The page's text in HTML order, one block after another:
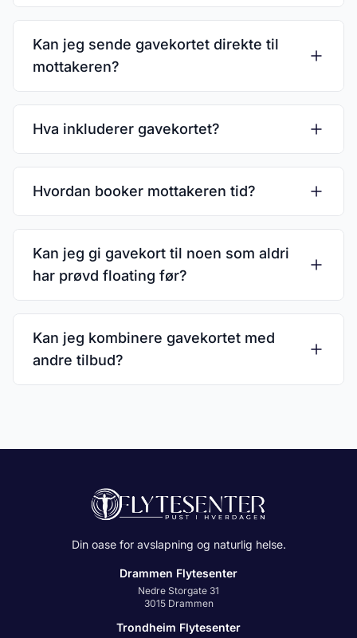
Kan jeg sende gavekortet direkte til
mottakeren?
Hva inkluderer gavekortet?
Hvordan booker mottakeren tid?
Kan jeg gi gavekort til noen som aldri
har prøvd floating før?
Kan jeg kombinere gavekortet med
andre tilbud?
Din oase for avslapning og naturlig helse.
Drammen Flytesenter
Nedre Storgate 31
3015 Drammen
Trondheim Flytesenter